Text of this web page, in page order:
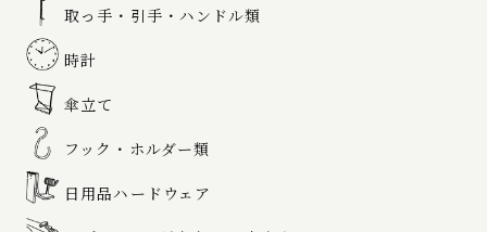
取っ手・引手・ハンドル類
時計
傘立て
フック・ホルダー類
日用品ハードウェア